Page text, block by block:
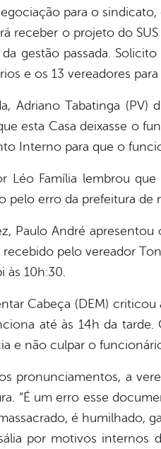
para o
receber o projeto do
da gestão passada.
e os 13 vereadores
Adriano Tabatinga
esta Casa deixasse o
Interno para que o
Léo Família lembrou
pelo erro da prefeitura de
Paulo André
pelo vereador
às 10h:30.
Cabeça (DEM)
até às 14h da
e não culpar o funcionário
pronunciamentos, a
“É um erro esse
é humilhado,
por motivos internos